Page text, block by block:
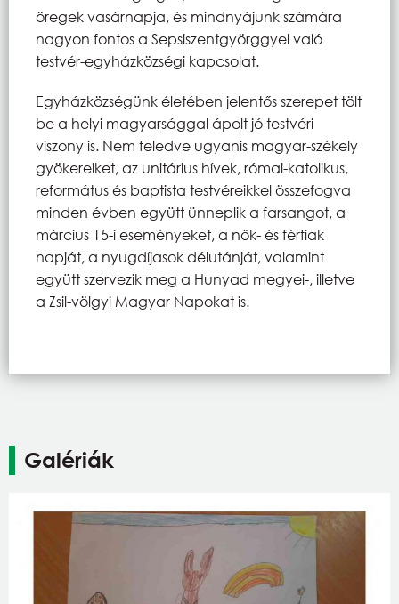
öregek vasárnapja, és mindnyájunk számára
nagyon fontos a Sepsiszentgyörggyel való
testvér-egyházközségi kapcsolat.
Egyházközségünk életében jelentős szerepet tölt
be a helyi magyarsággal ápolt jó testvéri
viszony is. Nem feledve ugyanis magyar-székely
gyökereiket, az unitárius hívek, római-katolikus,
református és baptista testvéreikkel összefogva
minden évben együtt ünneplik a farsangot, a
március 15-i eseményeket, a nők- és férfiak
napját, a nyugdíjasok délutánját, valamint
együtt szervezik meg a Hunyad megyei-, illetve
a Zsil-völgyi Magyar Napokat is.
Galériák